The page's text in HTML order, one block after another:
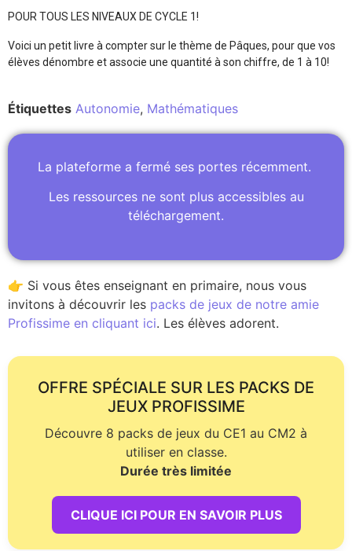
POUR TOUS LES NIVEAUX DE CYCLE 1!
Voici un petit livre à compter sur le thème de Pâques, pour que vos
élèves dénombre et associe une quantité à son chiffre, de 1 à 10!
Étiquettes Autonomie, Mathématiques
La plateforme a fermé ses portes récemment.
Les ressources ne sont plus accessibles au
téléchargement.
👉 Si vous êtes enseignant en primaire, nous vous
invitons à découvrir les packs de jeux de notre amie
Profissime en cliquant ici. Les élèves adorent.
OFFRE SPÉCIALE SUR LES PACKS DE
JEUX PROFISSIME
Découvre 8 packs de jeux du CE1 au CM2 à
utiliser en classe.
Durée très limitée
CLIQUE ICI POUR EN SAVOIR PLUS